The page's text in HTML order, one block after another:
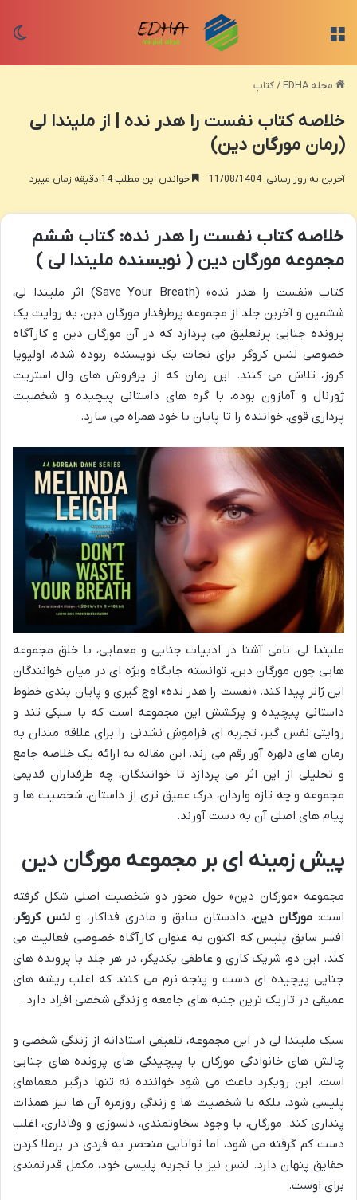
مجله EDHA /کتاب
خلاصه کتاب نفست را هدر نده | از ملیندا لی
(رمان مورگان دین)
آخرین به روز رسانی: 11/08/1404 خواندن این مطلب 14 دقیقه زمان میبرد
خلاصه کتاب نفست را هدر نده: کتاب ششم
مجموعه مورگان دین ( نویسنده ملیندا لی )
کتاب «نفست را هدر نده» (Save Your Breath) اثر ملیندا لی،
ششمین و آخرین جلد از مجموعه پرطرفدار مورگان دین، به روایت یک
پرونده جنایی پرتعلیق می پردازد که در آن مورگان دین و کارآگاه
خصوصی لنس کروگر برای نجات یک نویسنده ربوده شده، اولیویا
کروز، تلاش می کنند. این رمان که از پرفروش های وال استریت
ژورنال و آمازون بوده، با گره های داستانی پیچیده و شخصیت
پردازی قوی، خواننده را تا پایان با خود همراه می سازد.
ملیندا لی، نامی آشنا در ادبیات جنایی و معمایی، با خلق مجموعه
هایی چون مورگان دین، توانسته جایگاه ویژه ای در میان خوانندگان
این ژانر پیدا کند. «نفست را هدر نده» اوج گیری و پایان بندی خطوط
داستانی پیچیده و پرکشش این مجموعه است که با سبکی تند و
روایتی نفس گیر، تجربه ای فراموش نشدنی را برای علاقه مندان به
رمان های دلهره آور رقم می زند. این مقاله به ارائه یک خلاصه جامع
و تحلیلی از این اثر می پردازد تا خوانندگان، چه طرفداران قدیمی
مجموعه و چه تازه واردان، درک عمیق تری از داستان، شخصیت ها و
پیام های اصلی آن به دست آورند.
پیش زمینه ای بر مجموعه مورگان دین
مجموعه «مورگان دین» حول محور دو شخصیت اصلی شکل گرفته
است: مورگان دین، دادستان سابق و مادری فداکار، و لنس کروگر،
افسر سابق پلیس که اکنون به عنوان کارآگاه خصوصی فعالیت می
کند. این دو، شریک کاری و عاطفی یکدیگر، در هر جلد با پرونده های
جنایی پیچیده ای دست و پنجه نرم می کنند که اغلب ریشه های
عمیقی در تاریک ترین جنبه های جامعه و زندگی شخصی افراد دارد.
سبک ملیندا لی در این مجموعه، تلفیقی استادانه از زندگی شخصی و
چالش های خانوادگی مورگان با پیچیدگی های پرونده های جنایی
است. این رویکرد باعث می شود خواننده نه تنها درگیر معماهای
پلیسی شود، بلکه با شخصیت ها و زندگی روزمره آن ها نیز همذات
پنداری کند. مورگان، با وجود سخاوتمندی، دلسوزی و وفاداری، اغلب
دست کم گرفته می شود، اما توانایی منحصر به فردی در برملا کردن
حقایق پنهان دارد. لنس نیز با تجربه پلیسی خود، مکمل قدرتمندی
برای اوست.